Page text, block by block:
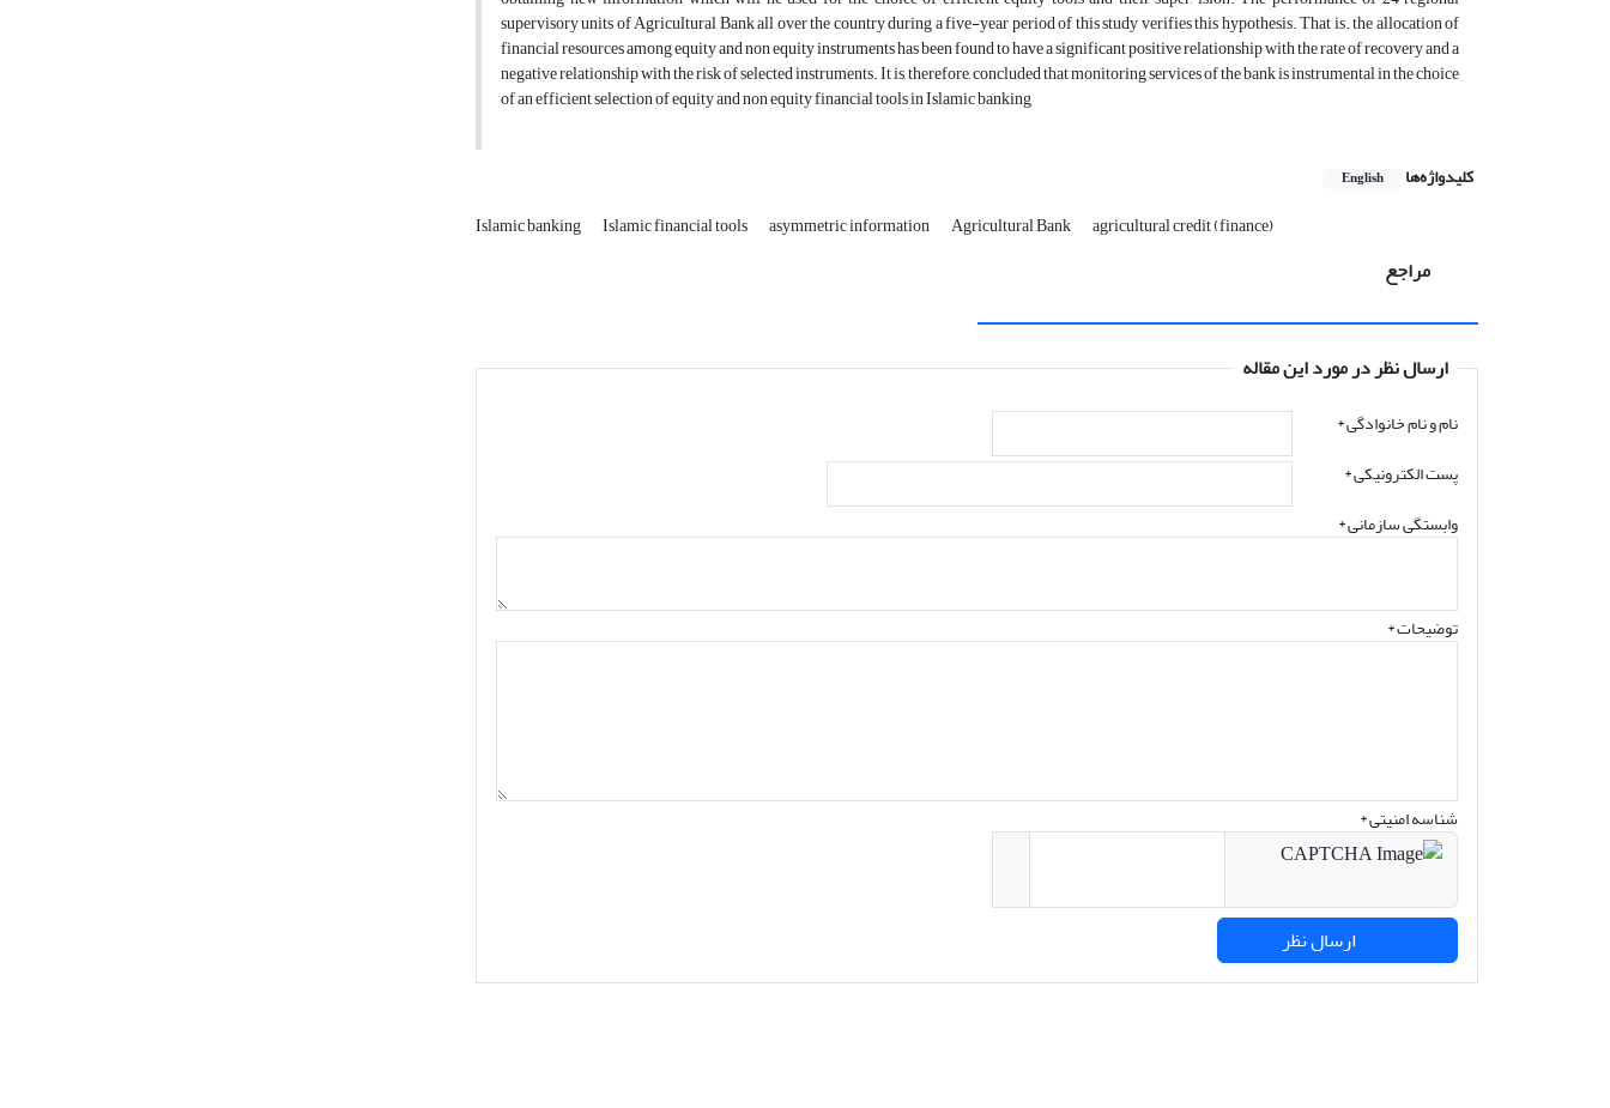
supervisory units of Agricultural Bank all over the country during a five-year period of this study verifies this hypothesis. That is. the allocation of
financial resources among equity and non equity instruments has been found to have a significant positive relationship with the rate of recovery and a
negative relationship with the risk of selected instruments. It is, therefore, concluded that monitoring services of the bank is instrumental in the choice
of an efficient selection of equity and non equity financial tools in Islamic banking
کلیدواژه‌ها English
Islamic banking Islamic financial tools asymmetric information Agricultural Bank agricultural credit (finance)
مراجع
ارسال نظر در مورد این مقاله
نام و نام خانوادگی*
پست الکترونیکی*
وابستگی سازمانی *
توضیحات *
شناسه امنیتی *